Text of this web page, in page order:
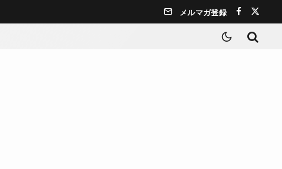
メルマガ登録